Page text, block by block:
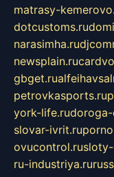
matrasy-
dotcustoms.ru
narasimha.ru
newsplain.ru
gbget.ru
petrovkasports.ru
york-life.ru
slovar-ivrit.ru
ovucontrol.ru
ru-industriya.ru